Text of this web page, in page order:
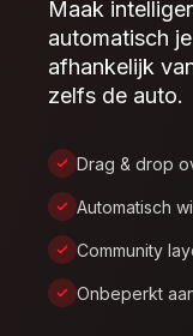
Maak
automatisch
afhankelijk
zelfs de auto.
Drag & drop
Automatisch
Community
Onbeperkt